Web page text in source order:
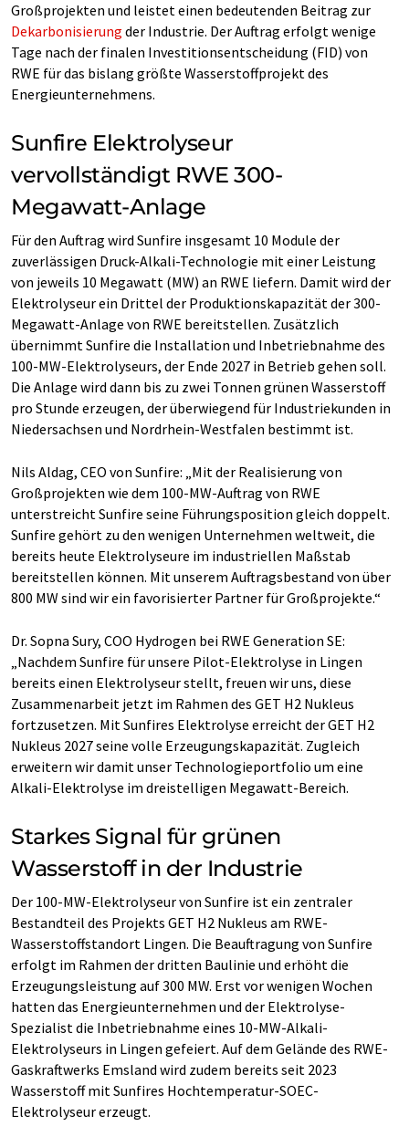
Großprojekten und leistet einen bedeutenden Beitrag zur
Dekarbonisierung der Industrie. Der Auftrag erfolgt wenige
Tage nach der finalen Investitionsentscheidung (FID) von
RWE für das bislang größte Wasserstoffprojekt des
Energieunternehmens.
Sunfire Elektrolyseur
vervollständigt RWE 300-
Megawatt-Anlage
Für den Auftrag wird Sunfire insgesamt 10 Module der
zuverlässigen Druck-Alkali-Technologie mit einer Leistung
von jeweils 10 Megawatt (MW) an RWE liefern. Damit wird der
Elektrolyseur ein Drittel der Produktionskapazität der 300-
Megawatt-Anlage von RWE bereitstellen. Zusätzlich
übernimmt Sunfire die Installation und Inbetriebnahme des
100-MW-Elektrolyseurs, der Ende 2027 in Betrieb gehen soll.
Die Anlage wird dann bis zu zwei Tonnen grünen Wasserstoff
pro Stunde erzeugen, der überwiegend für Industriekunden in
Niedersachsen und Nordrhein-Westfalen bestimmt ist.
Nils Aldag, CEO von Sunfire: „Mit der Realisierung von
Großprojekten wie dem 100-MW-Auftrag von RWE
unterstreicht Sunfire seine Führungsposition gleich doppelt.
Sunfire gehört zu den wenigen Unternehmen weltweit, die
bereits heute Elektrolyseure im industriellen Maßstab
bereitstellen können. Mit unserem Auftragsbestand von über
800 MW sind wir ein favorisierter Partner für Großprojekte.“
Dr. Sopna Sury, COO Hydrogen bei RWE Generation SE:
„Nachdem Sunfire für unsere Pilot-Elektrolyse in Lingen
bereits einen Elektrolyseur stellt, freuen wir uns, diese
Zusammenarbeit jetzt im Rahmen des GET H2 Nukleus
fortzusetzen. Mit Sunfires Elektrolyse erreicht der GET H2
Nukleus 2027 seine volle Erzeugungskapazität. Zugleich
erweitern wir damit unser Technologieportfolio um eine
Alkali-Elektrolyse im dreistelligen Megawatt-Bereich.
Starkes Signal für grünen
Wasserstoff in der Industrie
Der 100-MW-Elektrolyseur von Sunfire ist ein zentraler
Bestandteil des Projekts GET H2 Nukleus am RWE-
Wasserstoffstandort Lingen. Die Beauftragung von Sunfire
erfolgt im Rahmen der dritten Baulinie und erhöht die
Erzeugungsleistung auf 300 MW. Erst vor wenigen Wochen
hatten das Energieunternehmen und der Elektrolyse-
Spezialist die Inbetriebnahme eines 10-MW-Alkali-
Elektrolyseurs in Lingen gefeiert. Auf dem Gelände des RWE-
Gaskraftwerks Emsland wird zudem bereits seit 2023
Wasserstoff mit Sunfires Hochtemperatur-SOEC-
Elektrolyseur erzeugt.